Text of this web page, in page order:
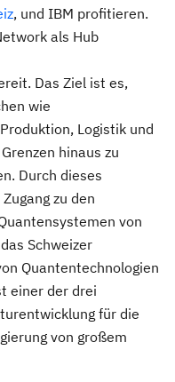
, und IBM profitieren.
als Hub
Das Ziel ist es,
wie
Logistik und
hinaus zu
Durch dieses
zu den
von
Schweizer
Quantentechnologien
einer der drei
für die
von großem